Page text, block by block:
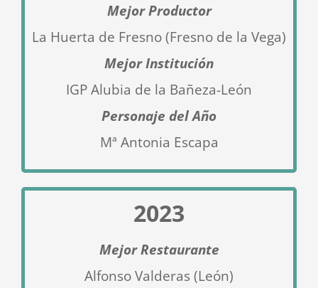
Mejor Productor
La Huerta de Fresno (Fresno de la Vega)
Mejor Institución
IGP Alubia de la Bañeza-León
Personaje del Año
Mª Antonia Escapa
2023
Mejor Restaurante
Alfonso Valderas (León)